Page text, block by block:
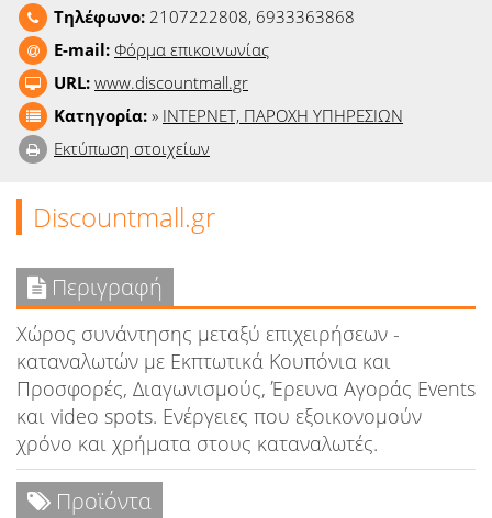
Τηλέφωνο: 2107222808, 6933363868
E-mail: Φόρμα επικοινωνίας
URL: www.discountmall.gr
Κατηγορία: » ΙΝΤΕΡΝΕΤ, ΠΑΡΟΧΗ ΥΠΗΡΕΣΙΩΝ
Εκτύπωση στοιχείων
Discountmall.gr
Περιγραφή
Χώρος συνάντησης μεταξύ επιχειρήσεων -
καταναλωτών με Eκπτωτικά Κουπόνια και
Προσφορές, Διαγωνισμούς, Έρευνα Αγοράς Events
και video spots. Ενέργειες που εξοικονομούν
χρόνο και χρήματα στους καταναλωτές.
Προϊόντα